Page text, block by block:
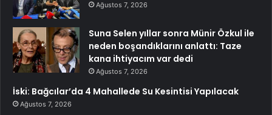
Ağustos 7, 2026
Suna Selen yıllar sonra Münir Özkul ile
neden boşandıklarını anlattı: Taze
kana ihtiyacım var dedi
Ağustos 7, 2026
İski: Bağcılar’da 4 Mahallede Su Kesintisi Yapılacak
Ağustos 7, 2026